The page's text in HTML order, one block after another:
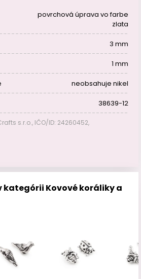
povrchová úprava vo farbe
zlata
3 mm
1 mm
neobsahuje nikel
38639-12
s.r.o., IČO/ID: 24260452,
kategórii Kovové koráliky a